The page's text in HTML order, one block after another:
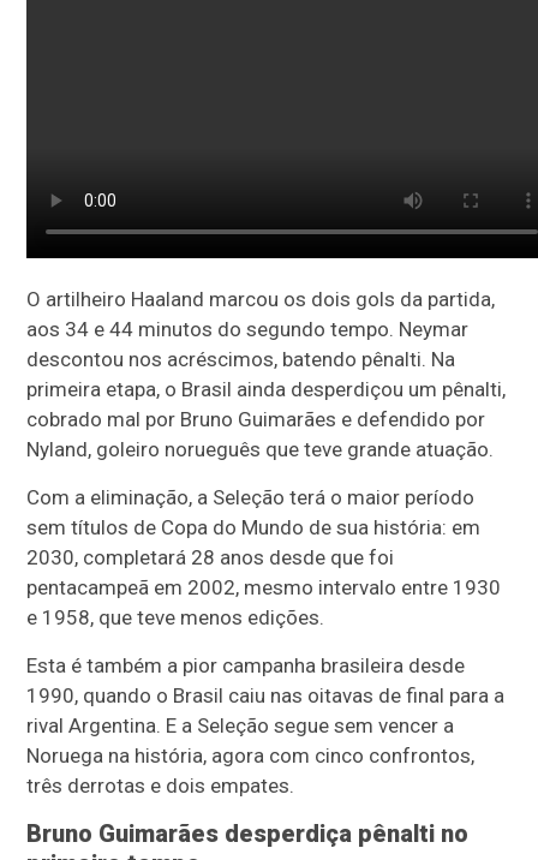
O artilheiro Haaland marcou os dois gols da partida,
aos 34 e 44 minutos do segundo tempo. Neymar
descontou nos acréscimos, batendo pênalti. Na
primeira etapa, o Brasil ainda desperdiçou um pênalti,
cobrado mal por Bruno Guimarães e defendido por
Nyland, goleiro norueguês que teve grande atuação.
Com a eliminação, a Seleção terá o maior período
sem títulos de Copa do Mundo de sua história: em
2030, completará 28 anos desde que foi
pentacampeã em 2002, mesmo intervalo entre 1930
e 1958, que teve menos edições.
Esta é também a pior campanha brasileira desde
1990, quando o Brasil caiu nas oitavas de final para a
rival Argentina. E a Seleção segue sem vencer a
Noruega na história, agora com cinco confrontos,
três derrotas e dois empates.
Bruno Guimarães desperdiça pênalti no